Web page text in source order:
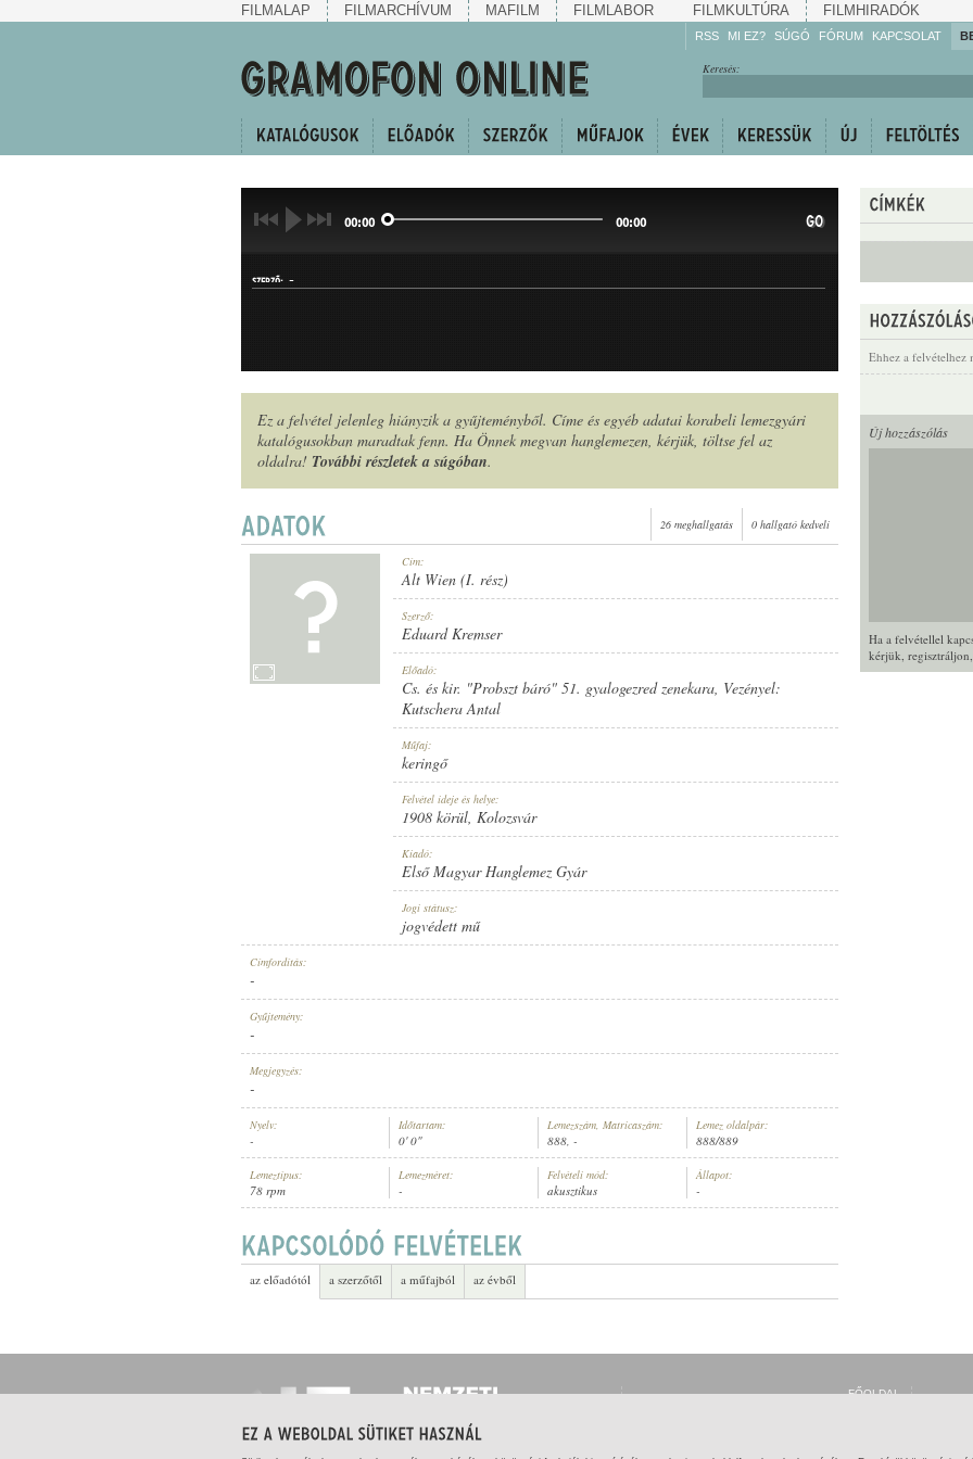
FILMALAP FILMARCHÍVUM MAFILM FILMLABOR FILMKULTÚRA FILMHIRADÓK
RSS MI EZ? SÚGÓ
Gyarapítsa!
FÓRUM KAPCSOLAT
Keresés:
Ehhez a felvételhez
Új hozzászólás
Ha a felvétellel
kérjük, regisztráljon
00:00 00:00 GO
ELŐADÓ:
SZERZŐ: -
MŰFAJ: KERINGŐ
1908 KÖRÜL
ELSŐ MAGYAR HANGLEMEZ GYÁR
Ez a felvétel jelenleg hiányzik a gyűjteményből. Címe és egyéb adatai korabeli lemezgyári
katalógusokban maradtak fenn. Ha Önnek megvan hanglemezen, kérjük, töltse fel az
oldalra! További részletek a súgóban.
26 meghallgatás 0 hallgató kedveli
Cím:
Alt Wien (I. rész)
Szerző:
Eduard Kremser
Előadó:
Cs. és kir. "Probszt báró" 51. gyalogezred zenekara, Vezényel:
Kutschera Antal
Műfaj:
keringő
Felvétel ideje és helye:
1908 körül, Kolozsvár
Kiadó:
Első Magyar Hanglemez Gyár
Jogi státusz:
jogvédett mű
Címfordítás:
-
Gyűjtemény:
-
Megjegyzés:
-
Nyelv:
-
Időtartam:
0' 0"
Lemezszám, Matricaszám:
888, -
Lemez oldalpár:
888/889
Lemeztípus:
78 rpm
Lemezméret:
-
Felvételi mód:
akusztikus
Állapot:
-
az előadótól a szerzőtől a műfajból az évből
FŐOLDAL